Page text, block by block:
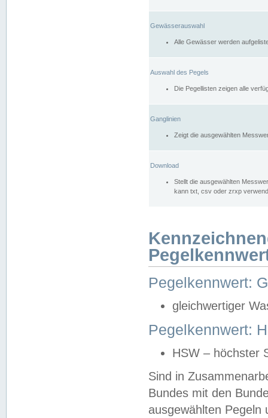
Gewässerauswahl
Alle Gewässer werden
Auswahl des Pegels
Die Pegellisten zeigen alle
Ganglinien
Zeigt die ausgewählten
Download
Stellt die ausgewählten
kann txt, csv oder zrxp
Pegelkennwert:
gleichwertiger
Pegelkennwert:
HSW – höchster
Sind in
Bundes mit den
ausgewählten